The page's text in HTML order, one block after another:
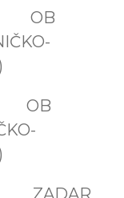
OB
OB
ZADAR